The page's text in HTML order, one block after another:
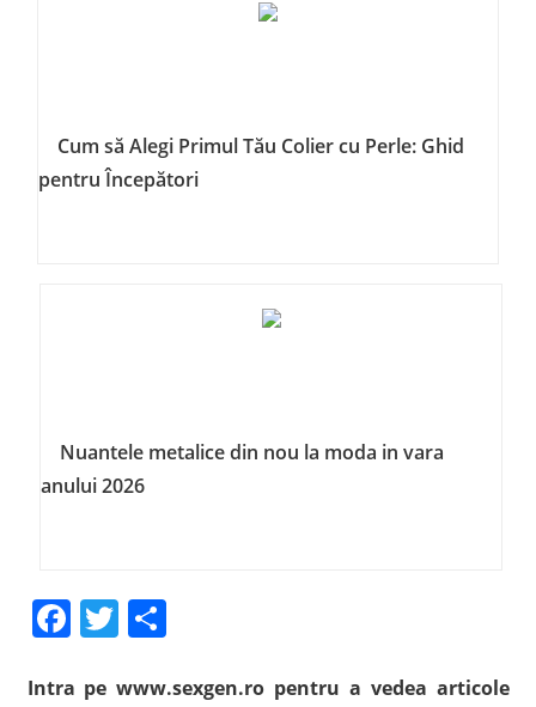
Cum să Alegi Primul Tău Colier cu Perle: Ghid
pentru Începători
Nuantele metalice din nou la moda in vara
anului 2026
Facebook
Twitter
Share
Intra pe www.sexgen.ro pentru a vedea articole